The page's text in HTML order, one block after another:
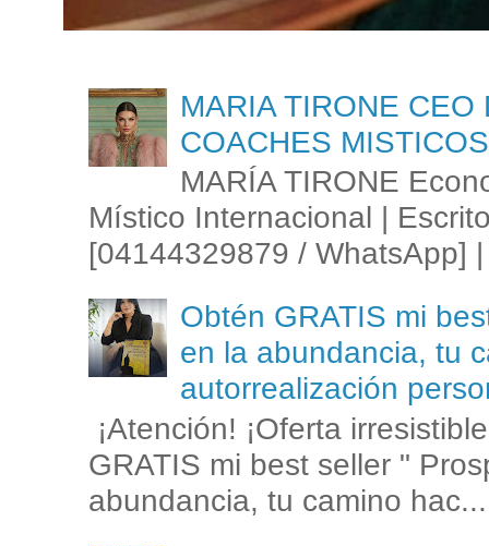
MARIA TIRONE
COACHES
MARÍA TIRONE
Místico Internacional |
[04144329879 / WhatsApp]
Obtén GRATIS mi
en la abundancia, tu
autorrealización
¡Atención! ¡Oferta
GRATIS mi best seller "
abundancia, tu camino hac...